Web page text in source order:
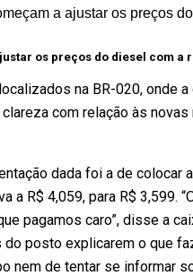
os preços do diesel com a
na BR-020, onde
com relação às
dada foi a de
a R$ 4,059, para R$ 3,599.
pagamos caro”, disse a
posto explicarem o que
nem de tentar se informar